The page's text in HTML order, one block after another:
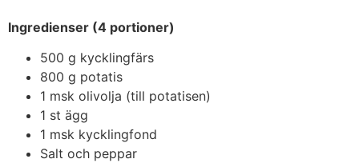
Ingredienser (4 portioner)
500 g kycklingfärs
800 g potatis
1 msk olivolja (till potatisen)
1 st ägg
1 msk kycklingfond
Salt och peppar